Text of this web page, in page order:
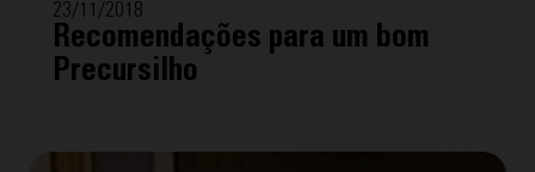
23/11/2018
Recomendações para um bom
Precursilho